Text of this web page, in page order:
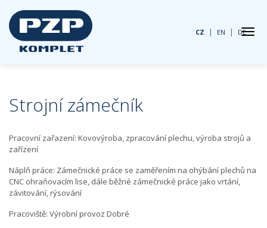
CZ | EN | DE
Strojní zámečník
Pracovní zařazení: Kovovýroba, zpracování plechu, výroba strojů a
zařízení
Náplň práce: Zámečnické práce se zaměřením na ohýbání plechů na
CNC ohraňovacím lise, dále běžné zámečnické práce jako vrtání,
závitování, rýsování
Pracoviště: Výrobní provoz Dobré